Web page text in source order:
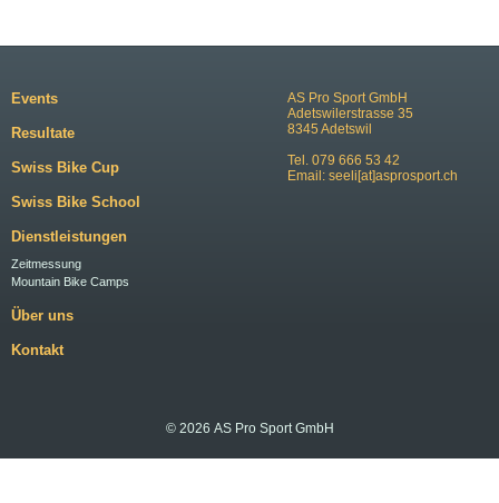
AS Pro Sport GmbH
Adetswilerstrasse 35
8345 Adetswil
Tel. 079 666 53 42
Email: seeli[at]asprosport.ch
Events
Resultate
Swiss Bike Cup
Swiss Bike School
Dienstleistungen
Zeitmessung
Mountain Bike Camps
Über uns
Kontakt
© 2026 AS Pro Sport GmbH